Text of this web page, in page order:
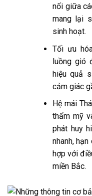
nối giữa
mang lại
sinh hoạt.
Tối ưu
luồng gió
hiệu quả
cảm giác
Hệ mái
thẩm mỹ
phát huy
nhanh,
hợp với
miền Bắc.